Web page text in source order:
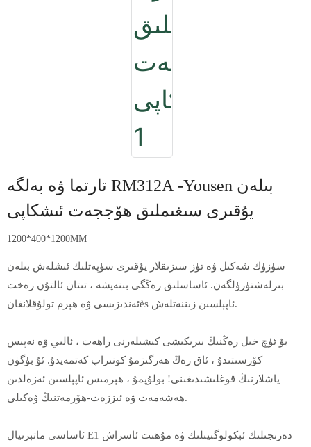
تارتما ۋە بەلگە RM312A -Yousen بىلەن
يۇقىرى سىغىملىق ھۆججەت ئىشكاپى
1200*400*1200MM
سۈزۈك شەكىل ۋە تۈز سىزىقلار يۇقىرى سۈپەتلىك ئىشلەش بىلەن
بىرلەشتۈرۈلگەن. ئاساسلىق رەڭگى بىنەپشە ، تىتان ئالتۇن رەخت
ئەندىزىسى ۋە ھېرم تولۇقلانغانès ئاپېلسىن زىننەتلەش.
بۇ ئۈچ خىل رەڭنىڭ بىرىكىشى كىشىلەرنى راھەت ، ئالىي ۋە نەپىس
كۆرسىتىدۇ ، ئاق رەڭ ھەرگىزمۇ كونىراپ كەتمەيدۇ. ئۇ بۈگۈن
ياشلارنىڭ قوغلىشىدىغىنى! بولۇپمۇ ، ھېرمىس ئاپېلسىن ئەزەلدىن
ھەشەمەت ۋە ئىززەت-ھۆرمەتنىڭ ۋەكىلى.
ئاساسى ماتېرىيال E1 دەرىجىلىك ئېكولوگىيىلىك ۋە مۇھىت ئاسراش